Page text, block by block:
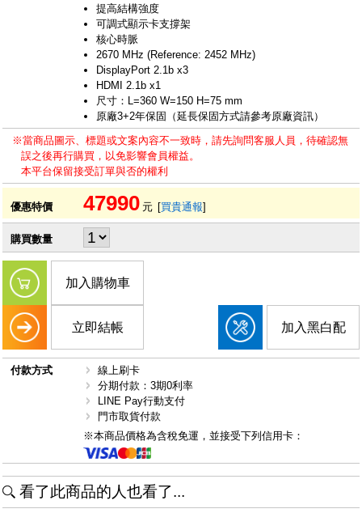
提高結構強度
可調式顯示卡支撐架
核心時脈
2670 MHz (Reference: 2452 MHz)
DisplayPort 2.1b x3
HDMI 2.1b x1
尺寸：L=360 W=150 H=75 mm
原廠3+2年保固（延長保固方式請參考原廠資訊）
※當商品圖示、標題或文案內容不一致時，請先詢問客服人員，待確認無
誤之後再行購買，以免影響會員權益。
本平台保留接受訂單與否的權利
優惠特價 47990 元 [買貴通報]
購買數量
加入購物車
立即結帳 加入黑白配
付款方式
線上刷卡
分期付款：3期0利率
LINE Pay行動支付
門市取貨付款
※本商品價格為含稅免運，並接受下列信用卡：
看了此商品的人也看了...